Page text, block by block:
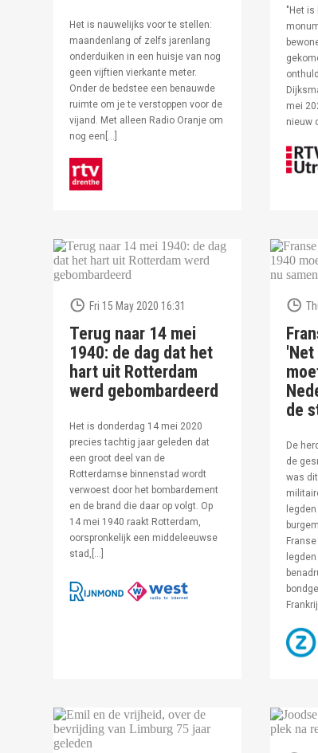
Het is nauwelijks voor te stellen:
maandenlang of zelfs jarenlang
onderduiken in een huisje van nog
geen vijftien vierkante meter.
Onder de bedstee een benauwde
ruimte om je te verstoppen voor de
vijand. Met alleen Radio Oranje om
nog een[…]
"Het is
mei
nieuw
Fri 15 May 2020 16:31
Terug naar 14 mei
1940: de dag dat het
hart uit Rotterdam
werd gebombardeerd
Het is donderdag 14 mei 2020
precies tachtig jaar geleden dat
een groot deel van de
Rotterdamse binnenstad wordt
verwoest door het bombardement
en de brand die daar op volgt. Op
14 mei 1940 raakt Rotterdam,
oorspronkelijk een middeleeuwse
stad,[…]
'Net
de
De
de
was